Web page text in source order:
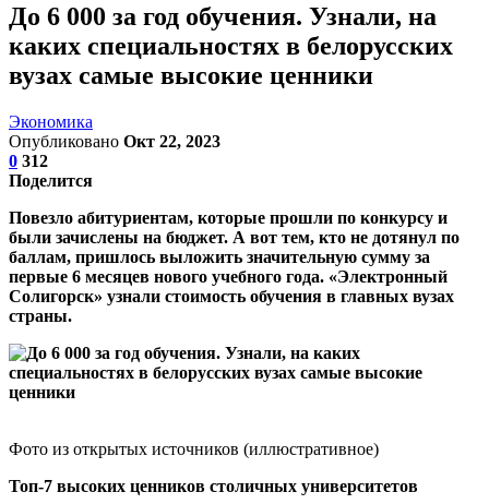
До 6 000 за год обучения. Узнали, на
каких специальностях в белорусских
вузах самые высокие ценники
Экономика
Опубликовано Окт 22, 2023
0 312
Поделится
Повезло абитуриентам, которые прошли по конкурсу и
были зачислены на бюджет. А вот тем, кто не дотянул по
баллам, пришлось выложить значительную сумму за
первые 6 месяцев нового учебного года. «Электронный
Солигорск» узнали стоимость обучения в главных вузах
страны.
Фото из открытых источников (иллюстративное)
Топ-7 высоких ценников столичных университетов